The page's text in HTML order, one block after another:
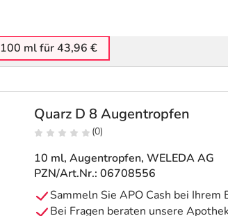
100 ml für 43,96 €
Quarz D 8 Augentropfen
(0)
10 ml, Augentropfen, WELEDA AG
PZN/Art.Nr.: 06708556